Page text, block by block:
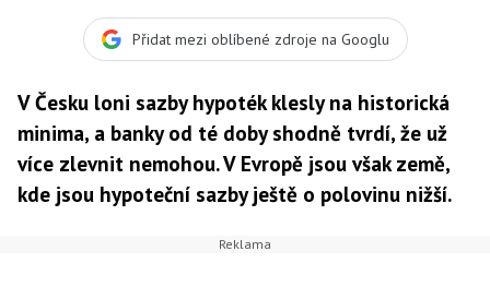
podíl hypoték s plovoucí sazbou Foto:SXC
Přidat mezi oblíbené zdroje na Googlu
V Česku loni sazby hypoték klesly na historická
minima, a banky od té doby shodně tvrdí, že už
více zlevnit nemohou. V Evropě jsou však země,
kde jsou hypoteční sazby ještě o polovinu nižší.